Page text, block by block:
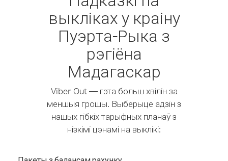
выкліках у краіну
Пуэрта-Рыка з
рэгіёна
Мадагаскар
Viber Out — гэта больш хвілін за
меншыя грошы. Выберыце адзін з
нашых гібкіх тарыфных планаў з
нізкімі цэнамі на выклікі: